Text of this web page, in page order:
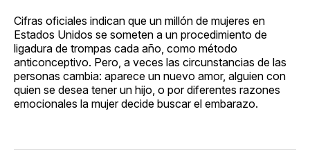
Cifras oficiales indican que un millón de mujeres en
Estados Unidos se someten a un procedimiento de
ligadura de trompas cada año, como método
anticonceptivo. Pero, a veces las circunstancias de las
personas cambia: aparece un nuevo amor, alguien con
quien se desea tener un hijo, o por diferentes razones
emocionales la mujer decide buscar el embarazo.